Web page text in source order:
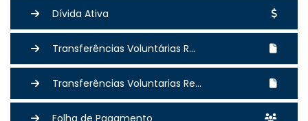
Dívida Ativa
Transferências Voluntárias R...
Transferências Voluntarias Re...